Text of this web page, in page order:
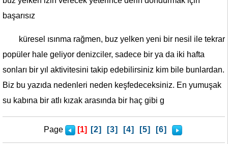
başarısız
küresel ısınma rağmen, buz yelken yeni bir nesil ile tekrar
popüler hale geliyor denizciler, sadece bir ya da iki hafta
sonları bir yıl aktivitesini takip edebilirsiniz kim bile bunlardan.
Biz bu yazıda nedenleri neden keşfedeceksiniz. En yumuşak
su kabına bir atlı kızak arasında bir haç gibi g
Page [1] [2] [3] [4] [5] [6]